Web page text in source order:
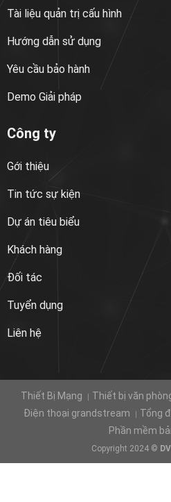
Tài liệu quản trị cấu hình
Hướng dẫn sử dụng
Yêu cầu bảo hành
Demo Giải pháp
Công ty
Gới thiệu
Tin tức sự kiện
Dự án tiêu biểu
Khách hàng
Đối tác
Tuyển dụng
Liên hệ
Thiết Bị Mạng Thiết bị văn
Điện thoại grandstream
Tổng
Phần mềm
Copyright 2024 ©